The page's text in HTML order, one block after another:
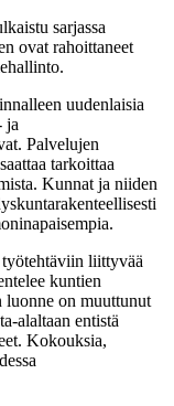
sarjassa
ovat rahoittaneet
uudenlaisia
ja
Palvelujen
tarkoittaa
Kunnat ja niiden
liittyvää
kuntien
luonne on muuttunut
alaltaan entistä
Kokouksia,